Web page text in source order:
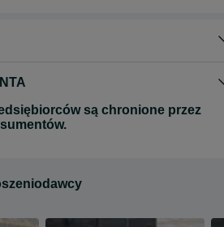
są chronione przez